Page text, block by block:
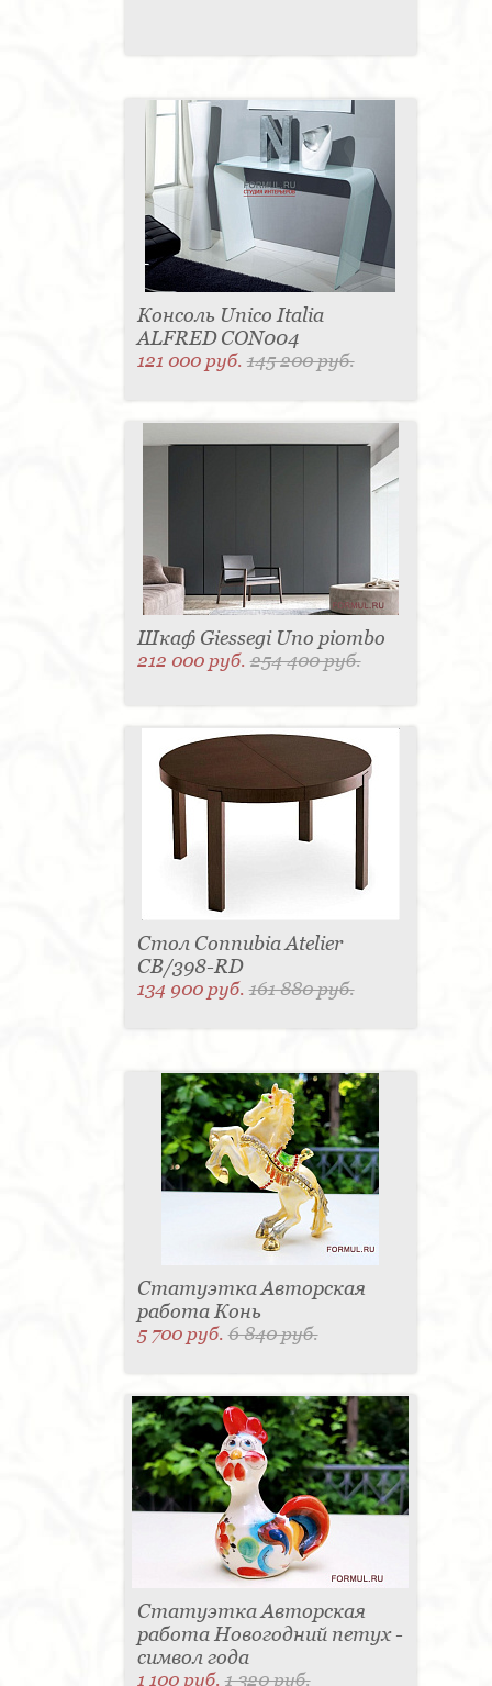
Консоль Unico Italia
ALFRED CON004
121 000 руб.145 200 руб.
Шкаф Giessegi Uno piombo
212 000 руб.254 400 руб.
Стол Connubia Atelier
CB/398-RD
134 900 руб.161 880 руб.
Статуэтка Авторская
работа Конь
5 700 руб.6 840 руб.
Статуэтка Авторская
работа Новогодний петух -
символ года
1 100 руб.1 320 руб.